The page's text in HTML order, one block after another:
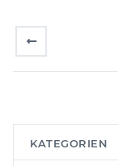
KATEGORIEN